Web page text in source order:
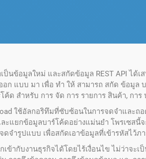
ป็นข้อมูลใหม่ และสกัดข้อมูล REST API
แบบ มา เพื่อ ทํา ให้ สามารถ สกัด ข้อมูล
ด สําหรับ การ จัด การ รายการ สินค้า, กา
ใช้อัลกอริทึมที่ซับซ้อนในการจดจําและ
ละแยกข้อมูลบาร์โค้ดอย่างแม่นยํา โพรเซ
จํารูปแบบ เพื่อสกัดเอาข้อมูลที่เข้ารหัสไว้ภ
ข้ากับงานธุรกิจได้โดยไร้เงื่อนไข ไม่ว่าจ